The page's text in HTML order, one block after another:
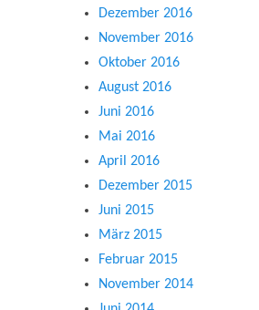
Dezember 2016
November 2016
Oktober 2016
August 2016
Juni 2016
Mai 2016
April 2016
Dezember 2015
Juni 2015
März 2015
Februar 2015
November 2014